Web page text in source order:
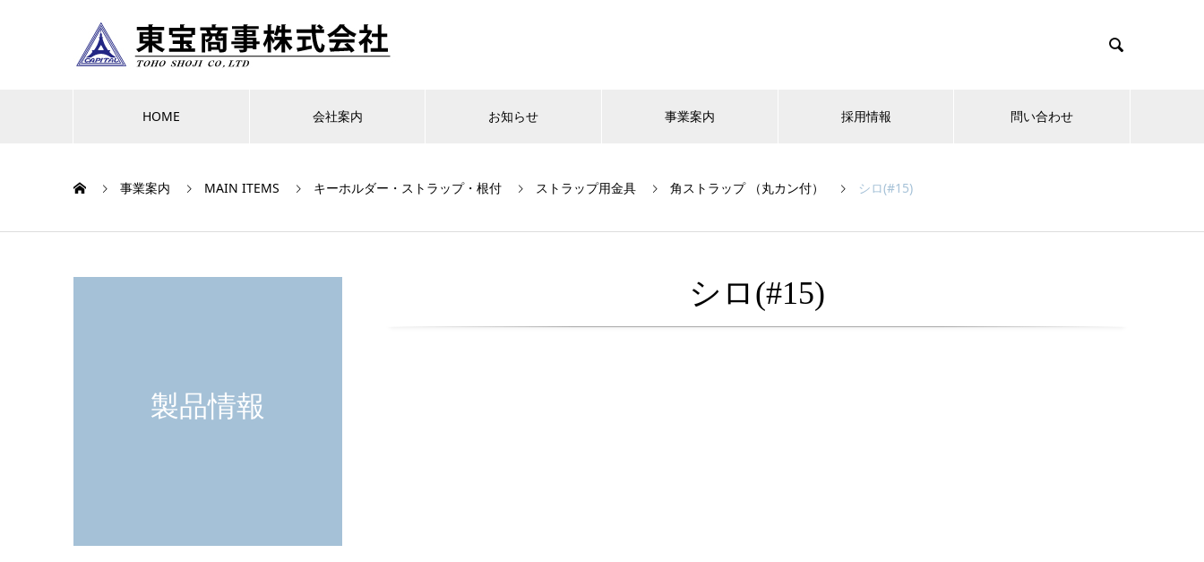

HOME 会社案内 お知らせ 事業案内 採用情報 問い合わせ
事業案内 MAIN ITEMS キーホルダー・ストラップ・根付 ストラップ用金具 角ストラップ （丸カン付） シロ(#15)
製品情報
シロ(#15)